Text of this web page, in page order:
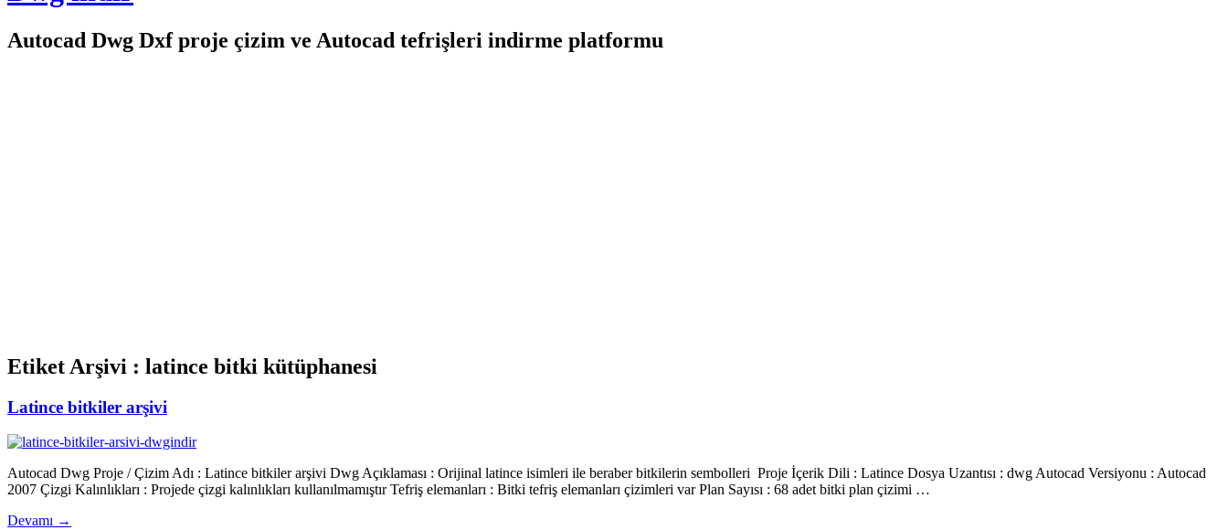
Autocad Dwg Dxf proje çizim ve Autocad tefrişleri indirme platformu
Etiket Arşivi : latince bitki kütüphanesi
Latince bitkiler arşivi
Autocad Dwg Proje / Çizim Adı : Latince bitkiler arşivi Dwg Açıklaması : Orijinal latince isimleri ile beraber bitkilerin sembolleri Proje İçerik Dili : Latince Dosya Uzantısı : dwg Autocad Versiyonu : Autocad
2007 Çizgi Kalınlıkları : Projede çizgi kalınlıkları kullanılmamıştır Tefriş elemanları : Bitki tefriş elemanları çizimleri var Plan Sayısı : 68 adet bitki plan çizimi …
Devamı →